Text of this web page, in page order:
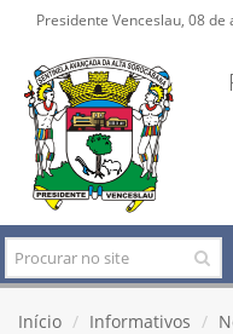
Presidente Venceslau, 08 de
Início Informativos